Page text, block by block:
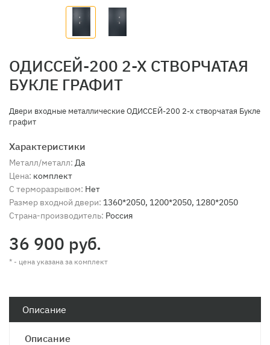
ОДИССЕЙ-200 2-Х СТВОРЧАТАЯ
БУКЛЕ ГРАФИТ
Двери входные металлические ОДИССЕЙ-200 2-х створчатая Букле
графит
Характеристики
Металл/металл: Да
Цена: комплект
С терморазрывом: Нет
Размер входной двери: 1360*2050, 1200*2050, 1280*2050
Страна-производитель: Россия
36 900 руб.
* - цена указана за комплект
Описание
Описание